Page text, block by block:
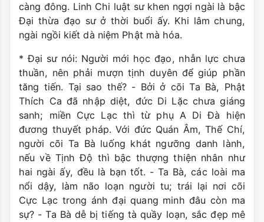
càng đông. Linh Chi luật sư khen ngợi ngài là bậc
Đại thừa đạo sư ở thời buổi ấy. Khi lâm chung,
ngài ngồi kiết dà niệm Phật mà hóa.
* Đại sư nói: Người mới học đạo, nhẫn lực chưa
thuần, nên phải mượn tịnh duyên để giúp phần
tăng tiến. Tại sao thế? - Bởi ở cõi Ta Bà, Phật
Thích Ca đã nhập diệt, đức Di Lặc chưa giáng
sanh; miền Cực Lạc thì từ phụ A Di Đà hiện
đương thuyết pháp. Với đức Quán Âm, Thế Chí,
người cõi Ta Bà luống khát ngưỡng danh lành,
nếu về Tịnh Độ thì bậc thượng thiện nhân như
hai ngài ấy, đều là bạn tốt. - Ta Bà, các loài ma
nổi dậy, làm não loạn người tu; trái lại nơi cõi
Cực Lạc trong ánh đại quang minh đâu còn ma
sự? - Ta Bà dễ bị tiếng tà quầy loạn, sắc đẹp mê